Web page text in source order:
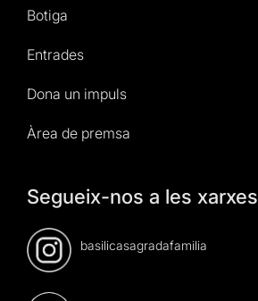
Botiga
Entrades
Dona un impuls
Àrea de premsa
Segueix-nos a les xarxes
basilicasagradafamilia